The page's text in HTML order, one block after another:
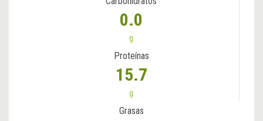
0.0
g
Proteínas
15.7
g
Grasas